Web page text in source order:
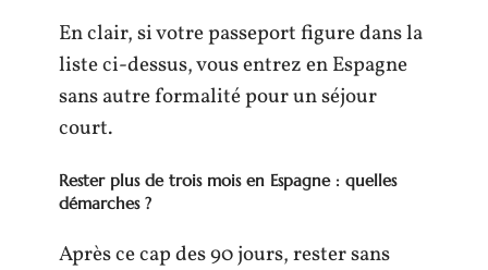
En clair, si votre passeport figure dans la
liste ci-dessus, vous entrez en Espagne
sans autre formalité pour un séjour
court.
Rester plus de trois mois en Espagne : quelles
démarches ?
Après ce cap des 90 jours, rester sans